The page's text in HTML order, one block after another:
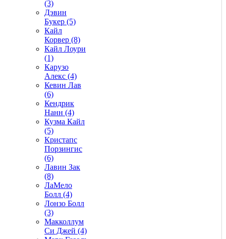
(3)
Дэвин
Букер (5)
Кайл
Корвер (8)
Кайл Лоури
(1)
Карузо
Алекс (4)
Кевин Лав
(6)
Кендрик
Нанн (4)
Кузма Кайл
(5)
Кристапс
Порзингис
(6)
Лавин Зак
(8)
ЛаМело
Болл (4)
Лонзо Болл
(3)
Макколлум
Си Джей (4)